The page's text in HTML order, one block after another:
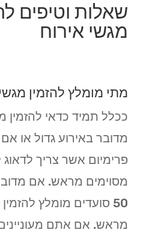
שאלות וטיפים
מגשי אירוח
מתי מומלץ להזמין
ככלל תמיד כדאי
מדובר באירוע גדול או
פרימיום אשר צריך לדאוג
מסוימים מראש. אם
50 סועדים מומלץ
מראש. אם אתם